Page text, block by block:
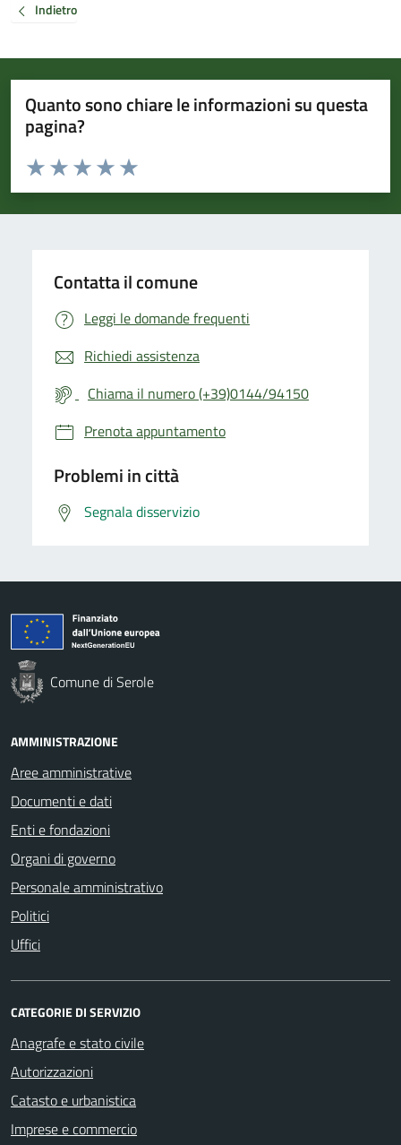
Indietro
Quanto sono chiare le informazioni su questa
pagina?
Valuta da 1 a 5 stelle la pagina
Valuta 5 stelle su 5
Valuta 4 stelle su 5
Valuta 3 stelle su 5
Valuta 2 stelle su 5
Valuta 1 stelle su 5
Contatta il comune
Leggi le domande frequenti
Richiedi assistenza
Chiama il numero (+39)0144/94150
Prenota appuntamento
Problemi in città
Segnala disservizio
Comune di Serole
AMMINISTRAZIONE
Aree amministrative
Documenti e dati
Enti e fondazioni
Organi di governo
Personale amministrativo
Politici
Uffici
CATEGORIE DI SERVIZIO
Anagrafe e stato civile
Autorizzazioni
Catasto e urbanistica
Imprese e commercio